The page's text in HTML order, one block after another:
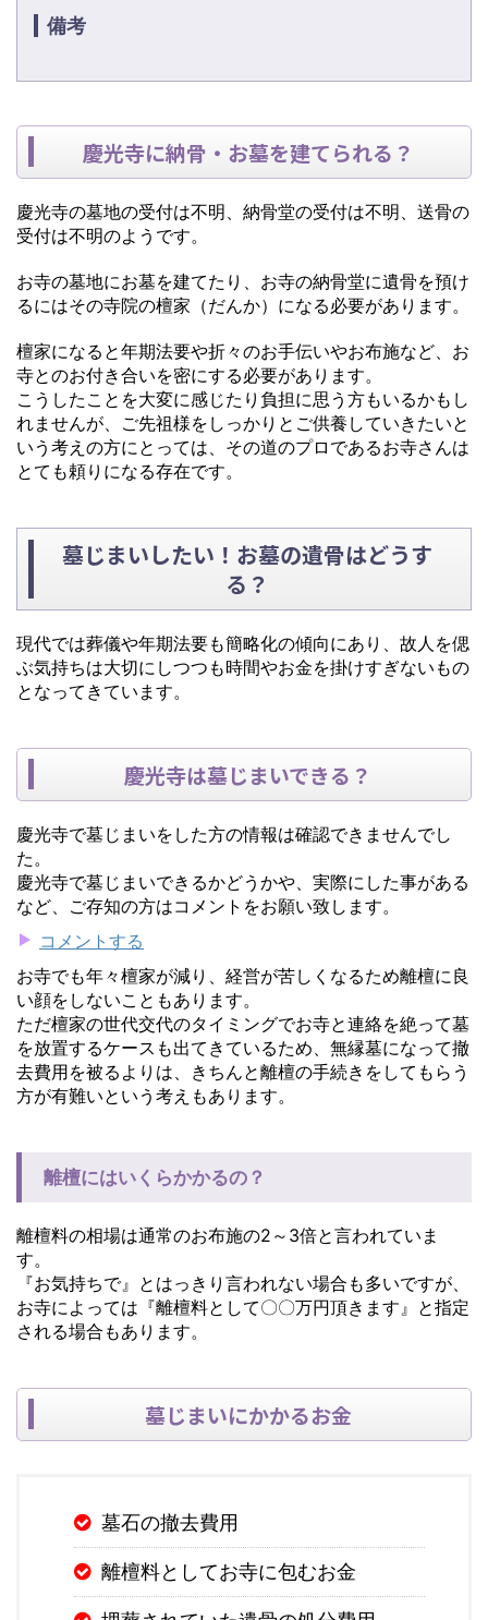
備考
慶光寺に納骨・お墓を建てられる？
慶光寺の墓地の受付は不明、納骨堂の受付は不明、送骨の
受付は不明のようです。
お寺の墓地にお墓を建てたり、お寺の納骨堂に遺骨を預け
るにはその寺院の檀家（だんか）になる必要があります。
檀家になると年期法要や折々のお手伝いやお布施など、お
寺とのお付き合いを密にする必要があります。
こうしたことを大変に感じたり負担に思う方もいるかもし
れませんが、ご先祖様をしっかりとご供養していきたいと
いう考えの方にとっては、その道のプロであるお寺さんは
とても頼りになる存在です。
墓じまいしたい！お墓の遺骨はどうす
る？
現代では葬儀や年期法要も簡略化の傾向にあり、故人を偲
ぶ気持ちは大切にしつつも時間やお金を掛けすぎないもの
となってきています。
慶光寺は墓じまいできる？
慶光寺で墓じまいをした方の情報は確認できませんでし
た。
慶光寺で墓じまいできるかどうかや、実際にした事がある
など、ご存知の方はコメントをお願い致します。
コメントする
お寺でも年々檀家が減り、経営が苦しくなるため離檀に良
い顔をしないこともあります。
ただ檀家の世代交代のタイミングでお寺と連絡を絶って墓
を放置するケースも出てきているため、無縁墓になって撤
去費用を被るよりは、きちんと離檀の手続きをしてもらう
方が有難いという考えもあります。
離檀にはいくらかかるの？
離檀料の相場は通常のお布施の2～3倍と言われていま
す。
『お気持ちで』とはっきり言われない場合も多いですが、
お寺によっては『離檀料として〇〇万円頂きます』と指定
される場合もあります。
墓じまいにかかるお金
墓石の撤去費用
離檀料としてお寺に包むお金